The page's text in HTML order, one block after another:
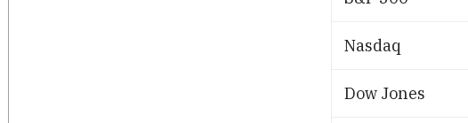
Nasdaq
Dow Jones